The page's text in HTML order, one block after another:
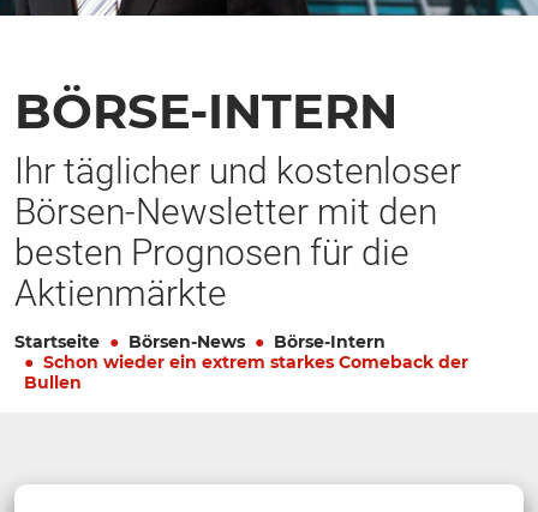
BÖRSE-INTERN
Ihr täglicher und kostenloser
Börsen-Newsletter mit den
besten Prognosen für die
Aktienmärkte
Startseite Börsen-News
Börse-Intern
Schon wieder ein extrem starkes Comeback der
Bullen